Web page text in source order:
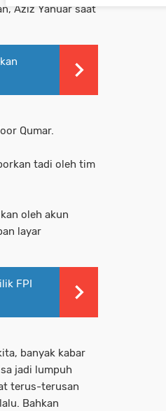
Aziz Yanuar saat
Qumar.
tadi oleh tim
oleh akun
layar
FPI
banyak kabar
jadi lumpuh
terus-terusan
Bahkan